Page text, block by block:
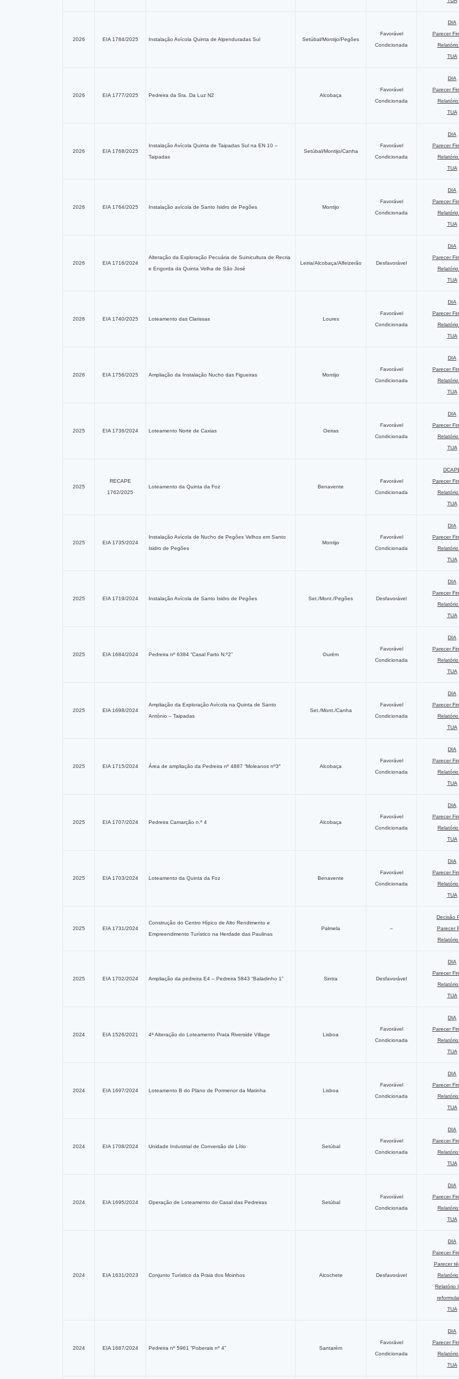
2026 EIA 1784/2025 Instalação Avícola Quinta de Alpenduradas Sul Setúbal/Montijo/Pegões
Favorável
Condicionada
DIA
Parecer
Relatório
TUA
2026 EIA 1777/2025 Pedreira da Sra. Da Luz N2 Alcobaça
Favorável
Condicionada
DIA
Parecer
Relatório
TUA
2026 EIA 1768/2025
Instalação Avícola Quinta de Taipadas Sul na EN 10 –
Taipadas
Setúbal/Montijo/Canha
Favorável
Condicionada
DIA
Parecer
Relatório
TUA
2026 EIA 1764/2025 Instalação avícola de Santo Isidro de Pegões Montijo
Favorável
Condicionada
DIA
Parecer
Relatório
TUA
2026 EIA 1716/2024
Alteração da Exploração Pecuária de Suinicultura de Recria
e Engorda da Quinta Velha de São José
Leiria/Alcobaça/Alfeizerão Desfavorável
DIA
Parecer
Relatório
TUA
2026 EIA 1740/2025 Loteamento das Clarissas Loures
Favorável
Condicionada
DIA
Parecer
Relatório
TUA
2026 EIA 1756/2025 Ampliação da Instalação Nucho das Figueiras Montijo
Favorável
Condicionada
DIA
Parecer
Relatório
TUA
2025 EIA 1736/2024 Loteamento Norte de Caxias Oeiras
Favorável
Condicionada
DIA
Parecer
Relatório
TUA
2025
RECAPE
1762/2025
Loteamento da Quinta da Foz Benavente
Favorável
Condicionada
Parecer
Relatório
TUA
2025 EIA 1735/2024
Instalação Avícola de Nucho de Pegões Velhos em Santo
Isidro de Pegões
Montijo
Favorável
Condicionada
DIA
Parecer
Relatório
TUA
2025 EIA 1719/2024 Instalação Avícola de Santo Isidro de Pegões Set./Mont./Pegões Desfavorável
DIA
Parecer
Relatório
TUA
2025 EIA 1684/2024 Pedreira nº 6384 “Casal Farto N.º2” Ourém
Favorável
Condicionada
DIA
Parecer
Relatório
TUA
2025 EIA 1698/2024
Ampliação da Exploração Avícola na Quinta de Santo
António – Taipadas
Set./Mont./Canha
Favorável
Condicionada
DIA
Parecer
Relatório
TUA
2025 EIA 1715/2024 Área de ampliação da Pedreira nº 4887 “Moleanos nº3″ Alcobaça
Favorável
Condicionada
DIA
Parecer
Relatório
TUA
2025 EIA 1707/2024 Pedreira Camarção n.º 4 Alcobaça
Favorável
Condicionada
DIA
Parecer
Relatório
TUA
2025 EIA 1703/2024 Loteamento da Quinta da Foz Benavente
Favorável
Condicionada
DIA
Parecer
Relatório
TUA
2025 EIA 1731/2024
Construção do Centro Hípico de Alto Rendimento e
Empreendimento Turístico na Herdade das Paulinas
Palmela –
Decisão
Parecer
Relatório
2025 EIA 1702/2024 Ampliação da pedreira E4 – Pedreira 5843 “Baladinho 1” Sintra Desfavorável
DIA
Parecer
Relatório
TUA
2024 EIA 1526/2021 4ª Alteração do Loteamento Prata Riverside Village Lisboa
Favorável
Condicionada
DIA
Parecer
Relatório
TUA
2024 EIA 1697/2024 Loteamento B do Plano de Pormenor da Matinha Lisboa
Favorável
Condicionada
DIA
Parecer
Relatório
TUA
2024 EIA 1708/2024 Unidade Industrial de Conversão de Lítio Setúbal
Favorável
Condicionada
DIA
Parecer
Relatório
TUA
2024 EIA 1695/2024 Operação de Loteamento do Casal das Pedreiras Setúbal
Favorável
Condicionada
DIA
Parecer
Relatório
TUA
2024 EIA 1631/2023 Conjunto Turístico da Praia dos Moinhos Alcochete Desfavorável
DIA
Parecer
Parecer
Relatório
Relatório
TUA
2024 EIA 1687/2024 Pedreira nº 5961 “Poberais nº 4” Santarém
Favorável
Condicionada
DIA
Parecer
Relatório
TUA